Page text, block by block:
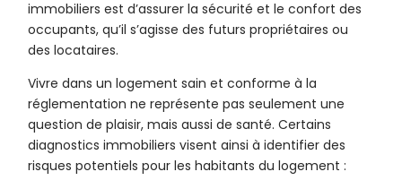
immobiliers est d’assurer la sécurité et le confort des
occupants, qu’il s’agisse des futurs propriétaires ou
des locataires.
Vivre dans un logement sain et conforme à la
réglementation ne représente pas seulement une
question de plaisir, mais aussi de santé. Certains
diagnostics immobiliers visent ainsi à identifier des
risques potentiels pour les habitants du logement :